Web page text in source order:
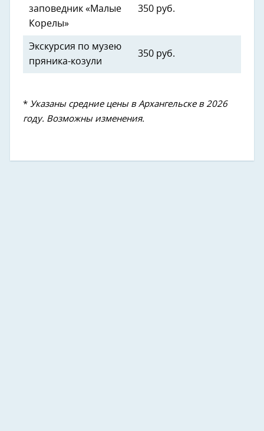
заповедник «Малые
Корелы»
350 руб.
Экскурсия по музею
пряника-козули
350 руб.
* Указаны средние цены в Архангельске в 2026
году. Возможны изменения.